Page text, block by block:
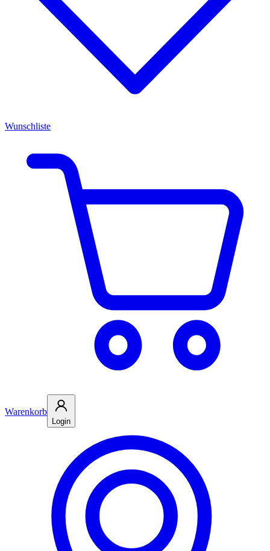
Wunschliste
Warenkorb
Login